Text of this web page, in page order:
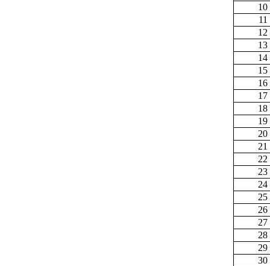
10
11
12
13
14
15
16
17
18
19
20
21
22
23
24
25
26
27
28
29
30